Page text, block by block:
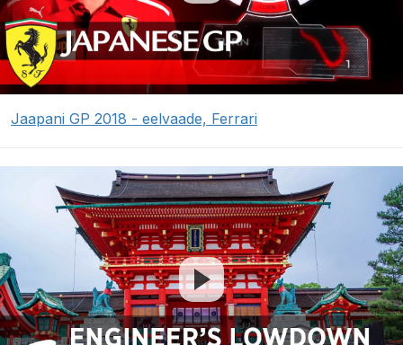
Jaapani GP 2018 - eelvaade, Ferrari